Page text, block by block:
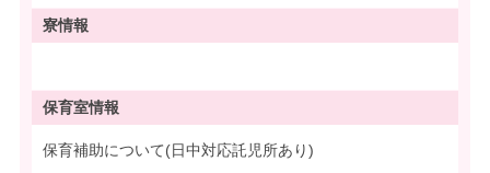
寮情報
保育室情報
保育補助について(日中対応託児所あり)